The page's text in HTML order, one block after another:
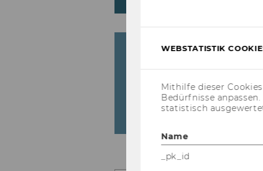
HIRING RATE
6
WEBSTATISTIK
Mithilfe dieser
Bedürfnisse
statistisch
Name
_pk_id